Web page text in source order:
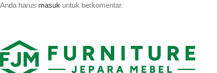
Anda harus masuk untuk berkomentar.